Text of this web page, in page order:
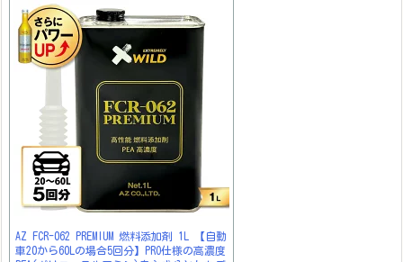
AZ FCR-062 PREMIUM 燃料添加剤 1L 【自動
車20から60Lの場合5回分】PRO仕様の高濃度